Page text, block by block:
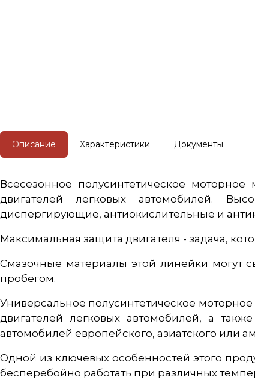
Описание Характеристики Документы
Всесезонное полусинтетическое
двигателей легковых автомобилей.
диспергирующие, антиокислительные и
Максимальная защита двигателя - задача,
Смазочные материалы этой линейки могут
пробегом.
Универсальное полусинтетическое
двигателей легковых автомобилей, а
автомобилей европейского, азиатского или
Одной из ключевых особенностей этого
бесперебойно работать при различных